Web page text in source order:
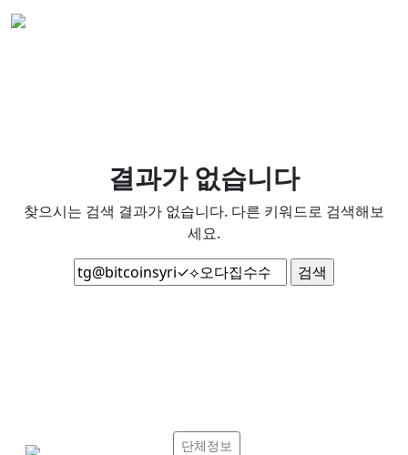
결과가 없습니다
찾으시는 검색 결과가 없습니다. 다른 키워드로 검색해보
세요.
검
색:
단체정보